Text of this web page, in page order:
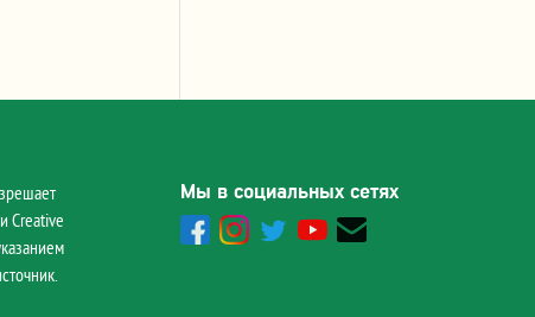
Creative
Мы в социальных сетях